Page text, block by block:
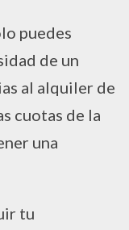
puedes
de un
al alquiler de
cuotas de la
una
tu